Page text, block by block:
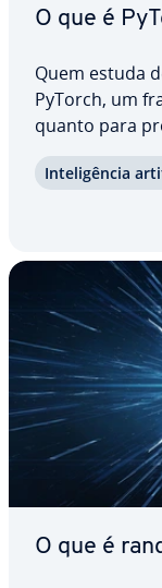
O que é
Quem estuda
PyTorch, um
quanto para
recursos o
In­te­li­gên­cia
O que é